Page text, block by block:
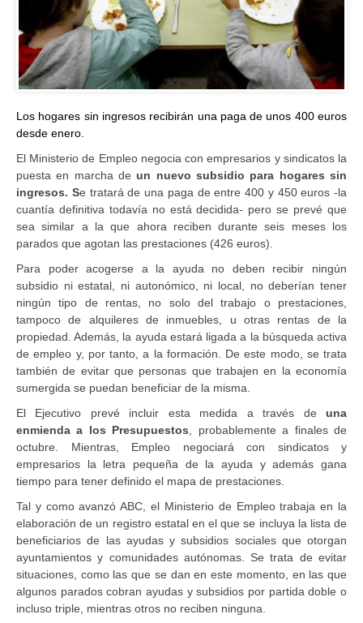
Los hogares sin ingresos recibirán una paga de unos 400 euros
desde enero.
El Ministerio de Empleo negocia con empresarios y sindicatos la
puesta en marcha deun nuevo subsidio para hogares sin
ingresos. Se tratará de una paga de entre 400 y 450 euros -la
cuantía definitiva todavía no está decidida- pero se prevé que
sea similar a la que ahora reciben durante seis meses los
parados que agotan las prestaciones (426 euros).
Para poder acogerse a la ayuda no deben recibir ningún
subsidio ni estatal, ni autonómico, ni local, no deberían tener
ningún tipo de rentas, no solo del trabajo o prestaciones,
tampoco de alquileres de inmuebles, u otras rentas de la
propiedad. Además, la ayuda estará ligada a la búsqueda activa
de empleo y, por tanto, a la formación. De este modo, se trata
también de evitar que personas que trabajen en la economía
sumergida se puedan beneficiar de la misma.
El Ejecutivo prevé incluir esta medida a través de una
enmienda a los Presupuestos , probablemente a finales de
octubre. Mientras, Empleo negociará con sindicatos y
empresarios la letra pequeña de la ayuda y además gana
tiempo para tener definido el mapa de prestaciones.
Tal y como avanzó ABC, el Ministerio de Empleo trabaja en la
elaboración de un registro estatal en el que se incluya la lista de
beneficiarios de las ayudas y subsidios sociales que otorgan
ayuntamientos y comunidades autónomas. Se trata de evitar
situaciones, como las que se dan en este momento, en las que
algunos parados cobran ayudas y subsidios por partida doble o
incluso triple, mientras otros no reciben ninguna.